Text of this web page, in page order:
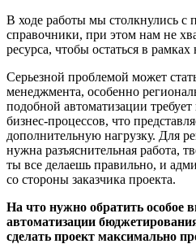
В ходе работы мы столкнулись с
справочники, при этом нам не
ресурса, чтобы остаться в
Серьезной проблемой может
менеджмента, особенно
подобной автоматизации требует
бизнес-процессов, что
дополнительную нагрузку. Для
нужна разъяснительная работа,
ты все делаешь правильно, и
со стороны заказчика проекта.
На что нужно обратить особое
автоматизации
сделать проект максимально